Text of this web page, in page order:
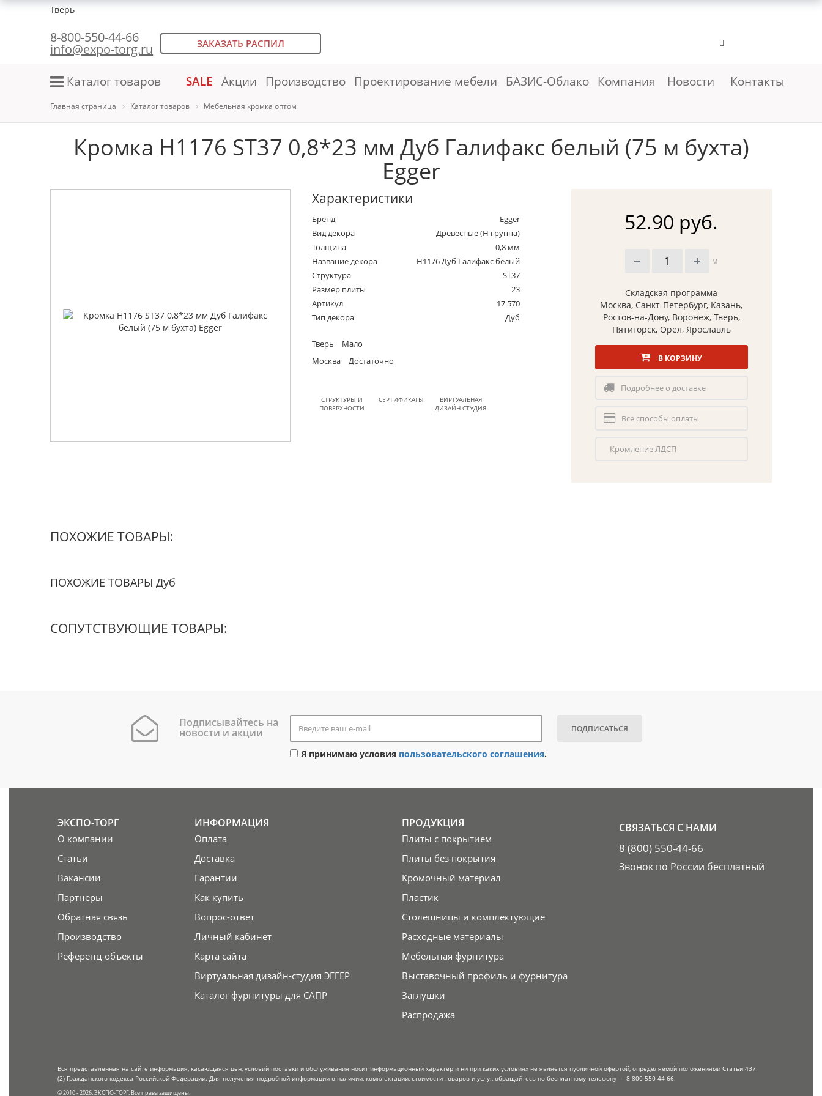
Тверь
8-800-550-44-66
info@expo-torg.ru ЗАКАЗАТЬ РАСПИЛ
Каталог товаров SALE Акции Производство Проектирование мебели БАЗИС-Облако Компания Новости Контакты
Главная страница Каталог товаров Мебельная кромка оптом
Кромка H1176 ST37 0,8*23 мм Дуб Галифакс белый (75 м бухта)
Egger
Характеристики
Бренд
Egger
Вид декора
Древесные (Н группа)
Толщина
0,8 мм
Название декора
H1176 Дуб Галифакс белый
Структура
ST37
Размер плиты
23
Артикул
17 570
Тип декора
Дуб
Тверь
Мало
Москва
Достаточно
СТРУКТУРЫ И
ПОВЕРХНОСТИ
СЕРТИФИКАТЫ
ВИРТУАЛЬНАЯ
ДИЗАЙН СТУДИЯ
52.90 руб.
м
Складская программа
Москва, Санкт-Петербург, Казань,
Ростов-на-Дону, Воронеж, Тверь,
Пятигорск, Орел, Ярославль
В КОРЗИНУ
Подробнее о доставке
Все способы оплаты
Кромление ЛДСП
ПОХОЖИЕ ТОВАРЫ:
ПОХОЖИЕ ТОВАРЫ Дуб
СОПУТСТВУЮЩИЕ ТОВАРЫ:
Подписывайтесь на
новости и акции ПОДПИСАТЬСЯ
Я принимаю условия пользовательского соглашения.
ЭКСПО-ТОРГ
О компании
Статьи
Вакансии
Партнеры
Обратная связь
Производство
Референц-объекты
ИНФОРМАЦИЯ
Оплата
Доставка
Гарантии
Как купить
Вопрос-ответ
Личный кабинет
Карта сайта
Виртуальная дизайн-студия ЭГГЕР
Каталог фурнитуры для САПР
ПРОДУКЦИЯ
Плиты с покрытием
Плиты без покрытия
Кромочный материал
Пластик
Столешницы и комплектующие
Расходные материалы
Мебельная фурнитура
Выставочный профиль и фурнитура
Заглушки
Распродажа
СВЯЗАТЬСЯ С НАМИ
8 (800) 550-44-66
Звонок по России бесплатный
Вся представленная на сайте информация, касающаяся цен, условий поставки и обслуживания носит информационный характер и ни при каких условиях не является публичной офертой, определяемой положениями Статьи 437
(2) Гражданского кодекса Российской Федерации. Для получения подробной информации о наличии, комплектации, стоимости товаров и услуг, обращайтесь по бесплатному телефону — 8-800-550-44-66.
© 2010 - 2026. ЭКСПО-ТОРГ. Все права защищены.